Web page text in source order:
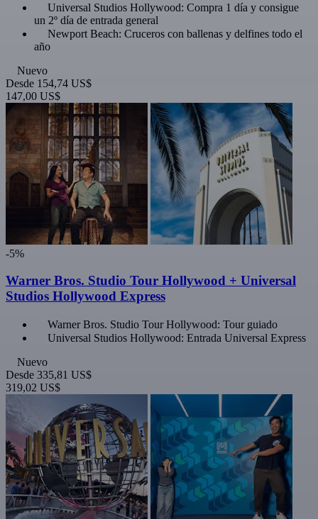
Universal Studios Hollywood: Compra 1 día y consigue
un 2º día de entrada general
Newport Beach: Cruceros con ballenas y delfines todo el
año
Nuevo
Desde 154,74 US$
147,00 US$
-5%
Warner Bros. Studio Tour Hollywood + Universal
Studios Hollywood Express
Warner Bros. Studio Tour Hollywood: Tour guiado
Universal Studios Hollywood: Entrada Universal Express
Nuevo
Desde 335,81 US$
319,02 US$